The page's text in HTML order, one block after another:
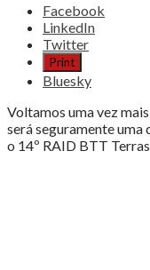
Share
post
"TERRAS
ALMAGRA…
ESTÁ
DE
VOLTA!"
Facebook
LinkedIn
Twitter
Print
Bluesky
Voltamos uma vez
será seguramente uma
o 14º RAID BTT